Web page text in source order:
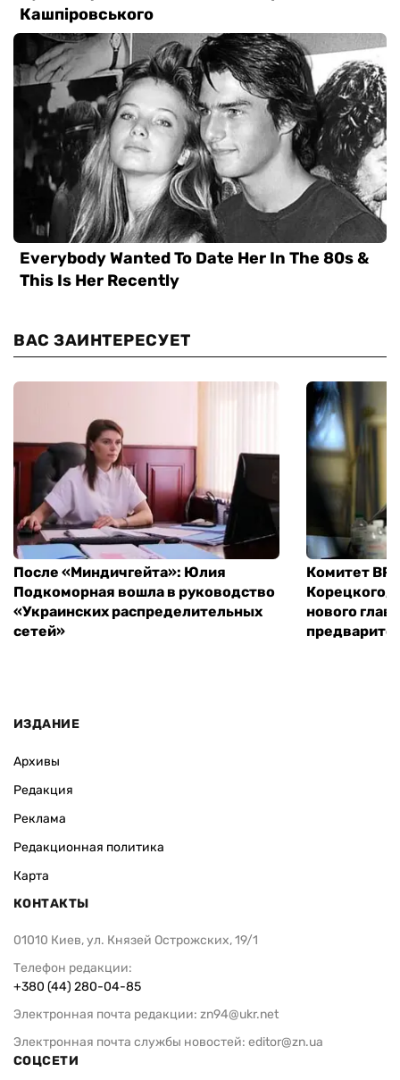
ВАС ЗАИНТЕРЕСУЕТ
После «Миндичгейта»: Юлия
Подкоморная вошла в руководство
«Украинских распределительных
сетей»
Комитет ВР
Корецкого,
нового
ИЗДАНИЕ
Архивы
Редакция
Реклама
Редакционная политика
Карта
КОНТАКТЫ
01010 Киев, ул. Князей Острожских, 19/1
Телефон редакции:
+380 (44) 280-04-85
Электронная почта редакции: zn94@ukr.net
Электронная почта службы новостей: editor@zn.ua
СОЦСЕТИ